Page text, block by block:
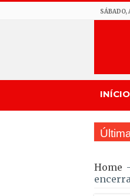
SÁBADO,
INÍCIO
Home -